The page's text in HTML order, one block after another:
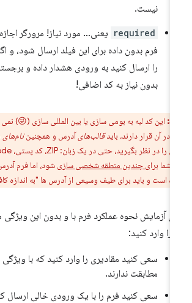
نیست.
required یعنی… مورد نیاز! مرورگر اجازه
فرم بدون داده برای این فیلد ارسال شود، و اگر
را ارسال کنید به ورودی هشدار داده و برجسته
بدون نیاز به کد اضافی!
این کد لبه به بومی سازی یا بین المللی سازی (😜) نمی
در آن قرار دارند، باید قالب‌هایآدرس و همچنیننام‌های
برای چندین منطقه شخصی سازیشود، اما فرم آدرس در
است و باید برای طیف وسیعی از آدرس ها "به اندازه کافی
آزمایش نحوه عملکرد فرم با و بدون این ویژگی ها،
را وارد کنید:
سعی کنید مقادیری را وارد کنید که با ویژگی
مطابقت ندارند.
سعی کنید فرم را با یک ورودی خالی ارسال